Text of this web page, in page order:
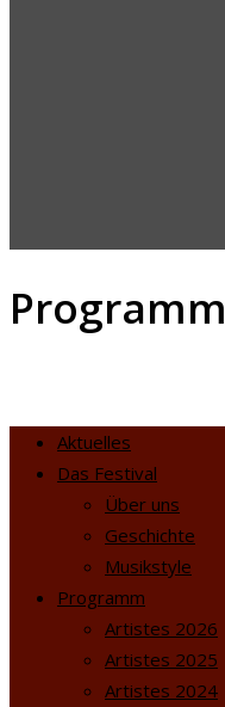
Programm
Aktuelles
Das Festival
Über uns
Geschichte
Musikstyle
Programm
Artistes 2026
Artistes 2025
Artistes 2024